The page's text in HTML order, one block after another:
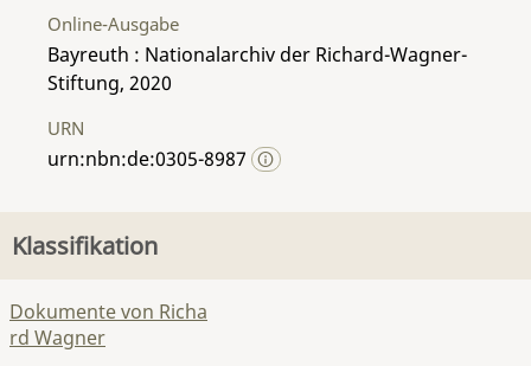
Online-Ausgabe
Bayreuth : Nationalarchiv der Richard-Wagner-
Stiftung, 2020
URN
urn:nbn:de:0305-8987
Klassifikation
Dokumente von Richa
rd Wagner